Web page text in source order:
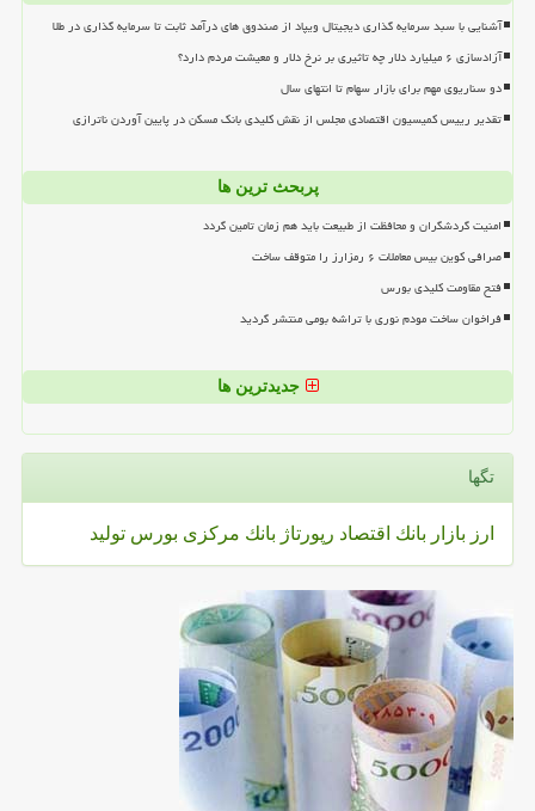
آشنایی با سبد سرمایه گذاری دیجیتال ویپاد از صندوق های درآمد ثابت تا سرمایه گذاری در طلا
آزادسازی ۶ میلیارد دلار چه تاثیری بر نرخ دلار و معیشت مردم دارد؟
دو سناریوی مهم برای بازار سهام تا انتهای سال
تقدیر رییس کمیسیون اقتصادی مجلس از نقش کلیدی بانک مسکن در پایین آوردن ناترازی
پربحث ترین ها
امنیت گردشگران و محافظت از طبیعت باید هم زمان تامین گردد
صرافی کوین بیس معاملات ۶ رمزارز را متوقف ساخت
فتح مقاومت کلیدی بورس
فراخوان ساخت مودم نوری با تراشه بومی منتشر گردید
جدیدترین ها
تگها
ارز بازار بانك اقتصاد رپورتاژ بانك مركزی بورس تولید